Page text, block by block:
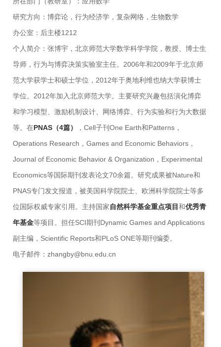
研究方向：博弈论，行为经济学，复杂网络，生物数学
办公室：后主楼1212
个人简介：张博宇，北京师范大学数学科学学院，教授、博士生
导师，行为与博弈决策实验室主任。2006年和2009年于北京师
范大学获学士和硕士学位，2012年于奥地利维也纳大学获博士
学位。2012年加入北京师范大学。主要研究兴趣包括演化博弈
和学习模型、激励机制设计、网络博弈、行为实验和行为大数据
等。在PNAS（4篇）
，Cell子刊One Earth和Patterns，
Operations Research，Games and Economic Behaviors，
Journal of Economic Behavior & Organization，Experimental
Economics等国际期刊发表论文70余篇。研究成果被Nature和
PNAS专门发文报道，被美国科学院院士、欧洲科学院院士等多
位国际权威专家引用。主持国家自然科学基金重点项目和优秀青
年基金等项目。担任SCI期刊Dynamic Games and Applications
副主编，Scientific Reports和PLoS ONE等期刊编委。
电子邮件：zhangby@bnu.edu.cn